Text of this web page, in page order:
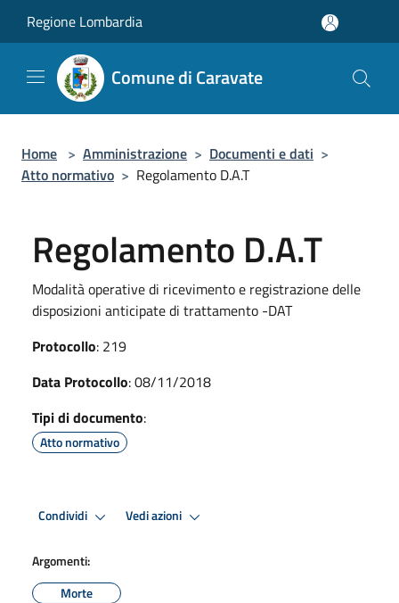
Regione Lombardia
Comune di Caravate
Home > Amministrazione > Documenti e dati >
Atto normativo > Regolamento D.A.T
Regolamento D.A.T
Modalità operative di ricevimento e registrazione delle
disposizioni anticipate di trattamento -DAT
Protocollo: 219
Data Protocollo: 08/11/2018
Tipi di documento:
Atto normativo
Condividi Vedi azioni
Argomenti:
Morte